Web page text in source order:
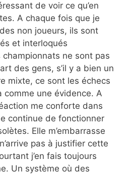
de voir ce qu’en
A chaque fois que je
non joueurs, ils sont
et interloqués
championnats ne sont pas
des gens, s’il y a bien un
mixte, ce sont les échecs
comme une évidence. A
me conforte dans
continue de fonctionner
Elle m’embarrasse
pas à justifier cette
j’en fais toujours
Un système où des